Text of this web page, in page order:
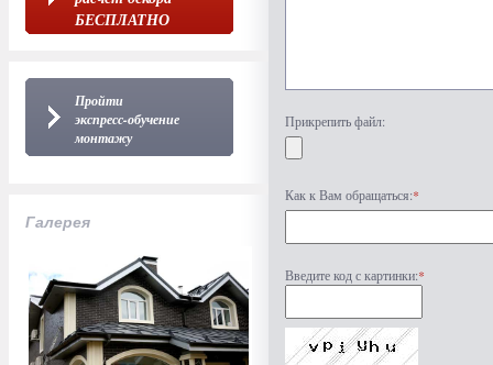
БЕСПЛАТНО
Пройти
экспресс-обучение
монтажу
Галерея
Прикрепить файл:
Как к Вам обращаться:*
Введите код с картинки:*